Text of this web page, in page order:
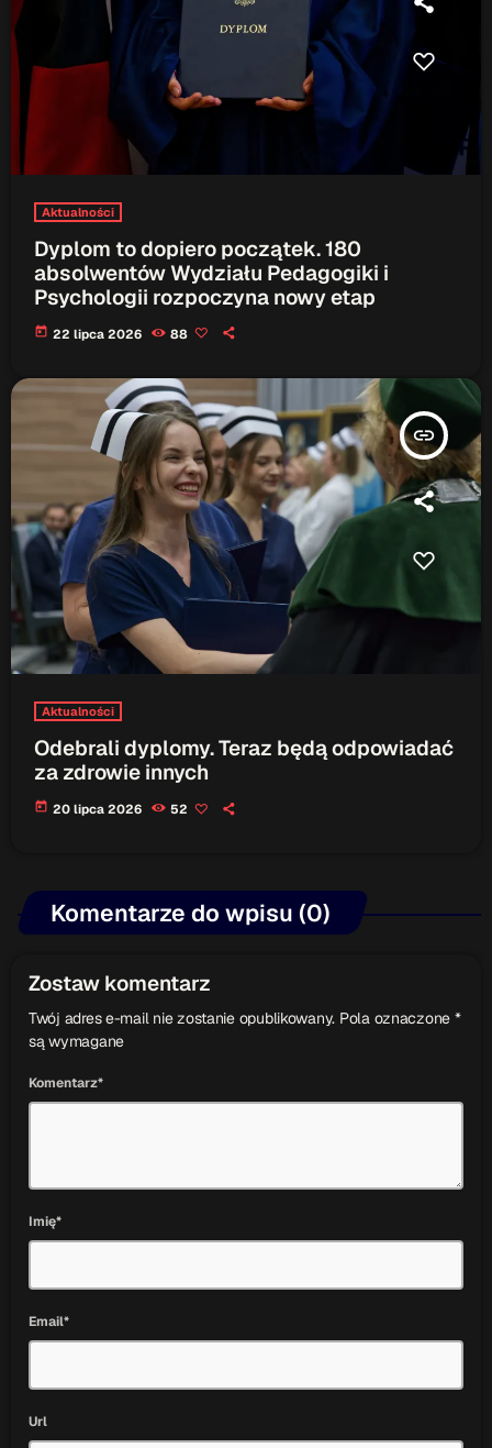
Aktualności
Dyplom to dopiero początek. 180
absolwentów Wydziału Pedagogiki i
Psychologii rozpoczyna nowy etap
today 22 lipca 2026 88
insert_link
Aktualności
Odebrali dyplomy. Teraz będą odpowiadać
za zdrowie innych
today 20 lipca 2026 52
Komentarze do wpisu (0)
Zostaw komentarz
Twój adres e-mail nie zostanie opublikowany. Pola oznaczone *
są wymagane
Komentarz*
Imię*
Email*
Url